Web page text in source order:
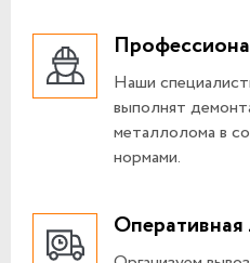
Наши
выполнят
металлолома в
нормами.
Оперативная